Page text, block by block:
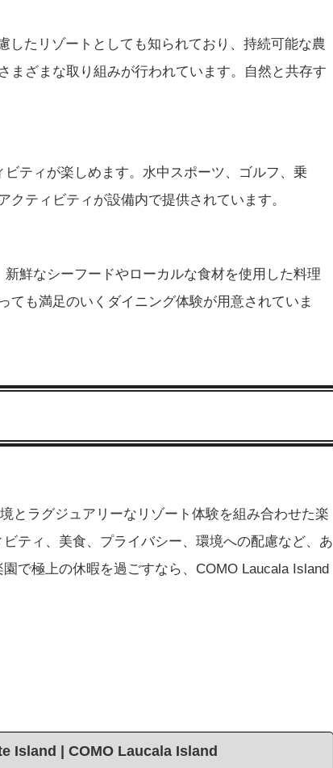
したリゾートとしても知られており、持続可能な農
まざまな取り組みが行われています。自然と共存す
ビティが楽しめます。水中スポーツ、ゴルフ、乗
ティビティが設備内で提供されています。
鮮なシーフードやローカルな食材を使用した料理
ても満足のいくダイニング体験が用意されていま
とラグジュアリーなリゾート体験を組み合わせた楽
ティ、美食、プライバシー、環境への配慮など、あ
で極上の休暇を過ごすなら、COMO Laucala Island
Island | COMO Laucala Island